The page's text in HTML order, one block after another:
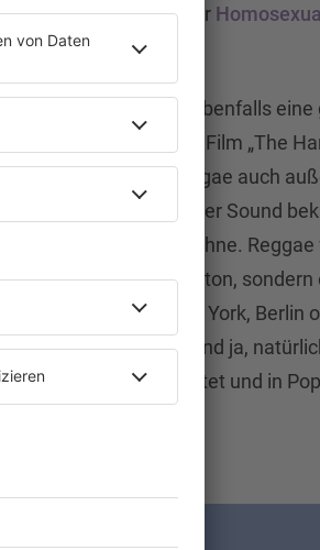
Haltungen gegenüber
konnten.
spielte ebenfalls
mit dem Film „The
Anfang der 70er Reggae auch
bekannter machte. Der Sound
Konflikte und eine Bühne.
eine Musik aus Kingston, sondern
auch in London, New York, Berlin
verstanden wurde. Und ja,
vereinfacht, vermarktet und in